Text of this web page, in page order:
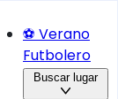
⚽ Verano
Futbolero
Buscar lugar